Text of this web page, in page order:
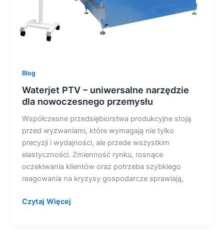
Blog
Waterjet PTV – uniwersalne narzędzie
dla nowoczesnego przemysłu
Współczesne przedsiębiorstwa produkcyjne stoją
przed wyzwaniami, które wymagają nie tylko
precyzji i wydajności, ale przede wszystkim
elastyczności. Zmienność rynku, rosnące
oczekiwania klientów oraz potrzeba szybkiego
reagowania na kryzysy gospodarcze sprawiają,
Czytaj Więcej